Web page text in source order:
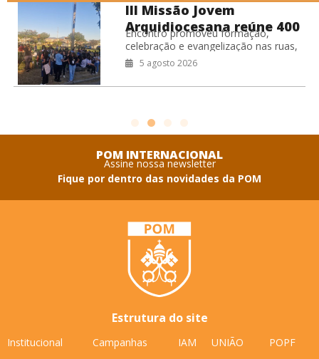
III Missão Jovem
Arquidiocesana reúne 400
jovens no RJ
Encontro promoveu formação,
celebração e evangelização nas ruas,
fortalecendo o compromisso missionário
da juventude da Arquidiocese de São
Sebastião do Rio de Janeiro.
5 agosto 2026
POM INTERNACIONAL
Assine nossa newsletter
Fique por dentro das novidades da POM
Estrutura do site
Institucional Campanhas IAM UNIÃO POPF